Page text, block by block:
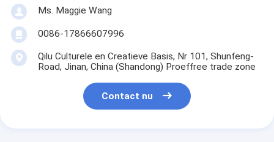
Ms. Maggie Wang
0086-17866607996
Qilu Culturele en Creatieve Basis, Nr 101, Shunfeng-
Road, Jinan, China (Shandong) Proeffree trade zone
Contact nu